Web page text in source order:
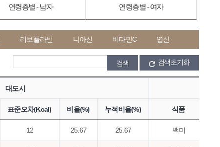
연령층별 - 남자 연령층별 - 여자
리보플라빈 니아신 비타민C 엽산
검색초기화
대도시
표준오차(Kcal) 비율(%) 누적비율(%) 식품
12 25.67 25.67 백미